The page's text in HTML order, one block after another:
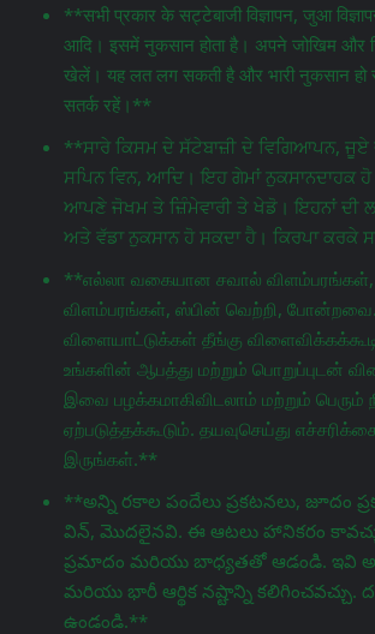
**सभी प्रकार के सट्टेबाजी विज्ञापन, जुआ
आदि। इसमें नुकसान होता है। अपने जोखिम और
खेलें। यह लत लग सकती है और भारी नुकसान हो
सतर्क रहें।**
**ਸਾਰੇ ਕਿਸਮ ਦੇ ਸੱਟੇਬਾਜ਼ੀ ਦੇ ਵਿਗਿਆਪਨ,
ਸਪਿਨ ਵਿਨ, ਆਦਿ। ਇਹ ਗੇਮਾਂ ਨੁਕਸਾਨਦਾਹਕ
ਆਪਣੇ ਜੋਖਮ ਤੇ ਜ਼ਿੰਮੇਵਾਰੀ ਤੇ ਖੇਡੋ। ਇਹਨਾਂ ਦੀ
ਅਤੇ ਵੱਡਾ ਨੁਕਸਾਨ ਹੋ ਸਕਦਾ ਹੈ। ਕਿਰਪਾ ਕਰਕੇ
**எல்லா வகையான சவால் விளம்பரங்கள்,
விளம்பரங்கள், ஸ்பின் வெற்றி,
விளையாட்டுக்கள் தீங்கு
உங்களின் ஆபத்து மற்றும் பொறுப்புடன்
இவை பழக்கமாகிவிடலாம் மற்றும் பெரும்
ஏற்படுத்தக்கூடும். தயவுசெய்து
இருங்கள்.**
**అన్ని రకాల పందేలు ప్రకటనలు, జూదం
విన్, మొదలైనవి. ఈ ఆటలు హానికరం
ప్రమాదం మరియు బాధ్యతతో ఆడండి. ఇవి
మరియు భారీ ఆర్థిక నష్టాన్ని కలిగించవచ్చు.
ఉండండి.**